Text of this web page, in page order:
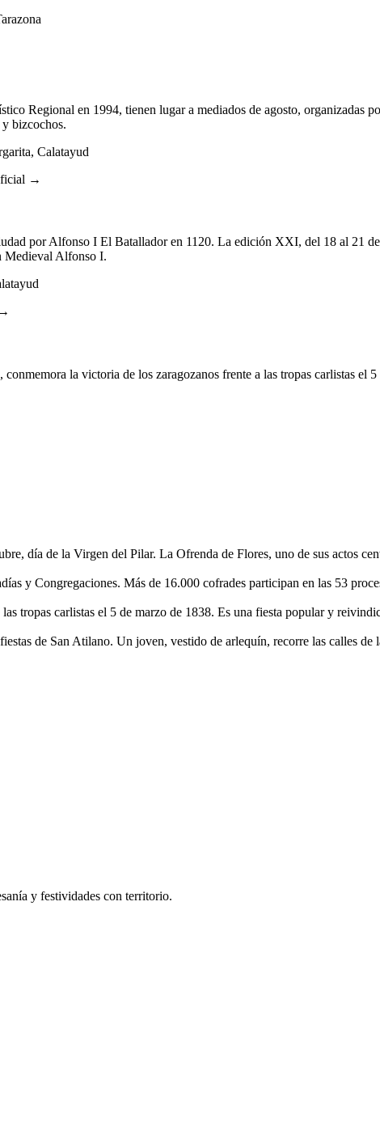
Regional en 1994, tienen lugar a mediados de agosto, organizadas
bizcochos.
Calatayud
→
por Alfonso I El Batallador en 1120. La edición XXI, del 18 al 21
Medieval Alfonso I.
la victoria de los zaragozanos frente a las tropas carlistas el
día de la Virgen del Pilar. La Ofrenda de Flores, uno de sus actos
y Congregaciones. Más de 16.000 cofrades participan en las 53
tropas carlistas el 5 de marzo de 1838. Es una fiesta popular y
de San Atilano. Un joven, vestido de arlequín, recorre las calles de
y festividades con territorio.